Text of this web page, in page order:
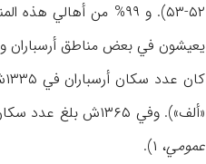
۵۲-۵۳). و ۹۹% من أهالي هذه المنطقة مسلمون (
یعیشون في بعض مناطق أرسباران و منها وینق (ن.ص؛ حکمت، ۲/ ۱۱۹۴)؛ ویوجد في
«ألف»). وفي ۱۳۶۵ش بلغ عدد سکان أرسباران ۳۳۱,۳۲۹ نسمة یعیش منهم ۵/ ۲۰% في المدن، بینما یعیش ۴/ ۷۹% منهم في الأریاف، أما الباقون فرحَّل (
عمومي، ۱).